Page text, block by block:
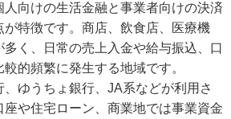
向けの生活金融と事業者向けの決済
が特徴です。商店、飲食店、医療機
く、日常の売上入金や給与振込、口
的頻繁に発生する地域です。
ゆうちょ銀行、JA系などが利用さ
や住宅ローン、商業地では事業資金